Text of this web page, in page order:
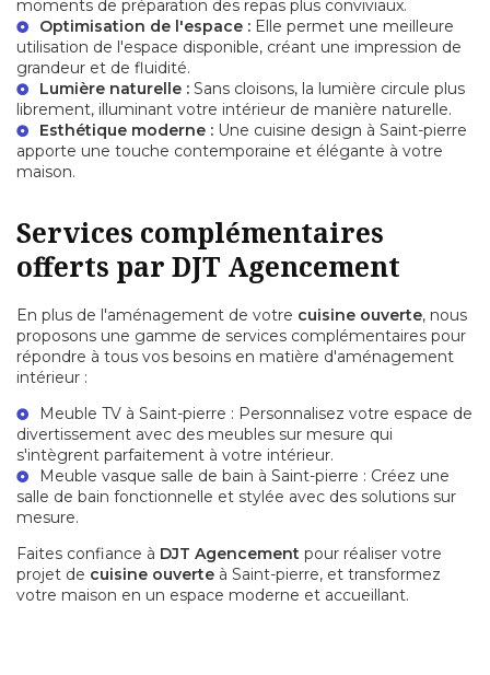
moments de préparation des repas plus conviviaux.
Optimisation de l'espace : Elle permet une meilleure
utilisation de l'espace disponible, créant une impression de
grandeur et de fluidité.
Lumière naturelle : Sans cloisons, la lumière circule plus
librement, illuminant votre intérieur de manière naturelle.
Esthétique moderne : Une cuisine design à Saint-pierre
apporte une touche contemporaine et élégante à votre
maison.
Services complémentaires
offerts par DJT Agencement
En plus de l'aménagement de votre cuisine ouverte, nous
proposons une gamme de services complémentaires pour
répondre à tous vos besoins en matière d'aménagement
intérieur :
Meuble TV à Saint-pierre : Personnalisez votre espace de
divertissement avec des meubles sur mesure qui
s'intègrent parfaitement à votre intérieur.
Meuble vasque salle de bain à Saint-pierre : Créez une
salle de bain fonctionnelle et stylée avec des solutions sur
mesure.
Faites confiance à DJT Agencement pour réaliser votre
projet de cuisine ouverte à Saint-pierre, et transformez
votre maison en un espace moderne et accueillant.